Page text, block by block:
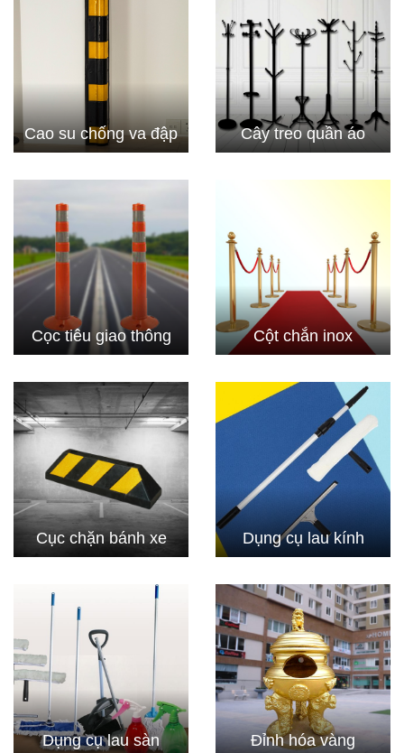
Cao su chống va đập Cây treo quần áo
Cọc tiêu giao thông Cột chắn inox
Cục chặn bánh xe Dụng cụ lau kính
Dụng cụ lau sàn Đỉnh hóa vàng